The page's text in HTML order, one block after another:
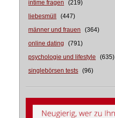
intime fragen
(219)
liebesmüll
(447)
männer und frauen
(364)
online dating
(791)
psychologie und lifestyle
(635)
singlebörsen tests (96)